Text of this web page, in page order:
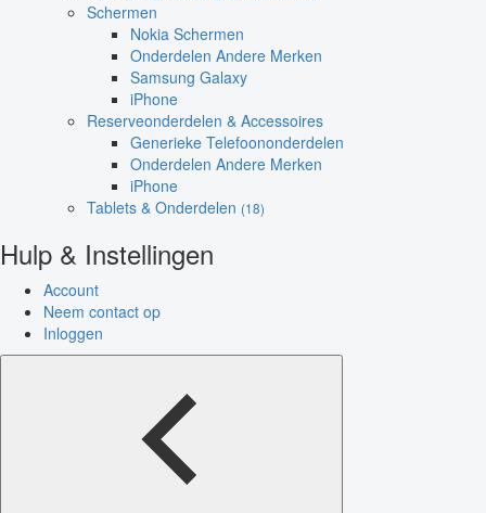
Schermen
Nokia Schermen
Onderdelen Andere Merken
Samsung Galaxy
iPhone
Reserveonderdelen & Accessoires
Generieke Telefoononderdelen
Onderdelen Andere Merken
iPhone
Tablets & Onderdelen (18)
Hulp & Instellingen
Account
Neem contact op
Inloggen